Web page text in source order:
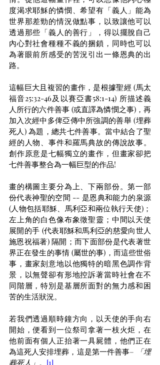
度渴求耶穌的憐憫、希望有「義人」能為
世界那差勁的情況做點事，以致讓他可以
透過那些「義人的善行」，得以擺脫自己
內心對社會種種不義的捆鎖，同時也可以
為著眼前所感受的苦況引出一條恩典的出
路。
這幅巨大且複習的畫作，是根據聖經 (馬太
福音25:32-46及以賽亞書58:1-14) 所描述義
人所行的六件善事 (或直譯為憐憫之事)，再
加入次經中多俾亞傳中所強調的善舉 (埋葬
死人) 為題，總共七件善事。當中結合了聖
經的人物、事件和羅馬典故的傳說故事。
創作原意是七幅獨立的畫作，但畫家卻把
七件善事整合為一幅巨型的作品!
畫的構圖主要分為上、下兩部份。第一部
份代表神聖的空間 -- 是恩典和能力的泉源
(人物包括耶穌、馬利亞和兩位執行天使)；
左上角的白色像布象徵聖靈；中間以天使
展開的手 (代表耶穌和馬利亞的慈愛向世人
施恩祝福著) 隔開；而下面部份是代表著世
界正在發生的事情 (屬世的事)，而這些世俗
事，畫家刻意地以他獨特的暗黑色調作背
景，以無聲卻有形地控訴著當時社會在不
同階層，特別是基層所面對的無力感和困
苦的生活狀況。
若我們透過順時鐘方向，以天使的手向右
開始，便看到一位祭司拿著一枝火炬，在
他前面有個人正抬著一具屍體，他們正在
為這死人安排埋葬，這是第一件善事–
「埋
葬死人」 。 [1]